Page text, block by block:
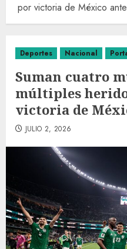
por victoria de México
Deportes Nacional
Suman cuatro
múltiples
victoria de
JULIO 2, 2026